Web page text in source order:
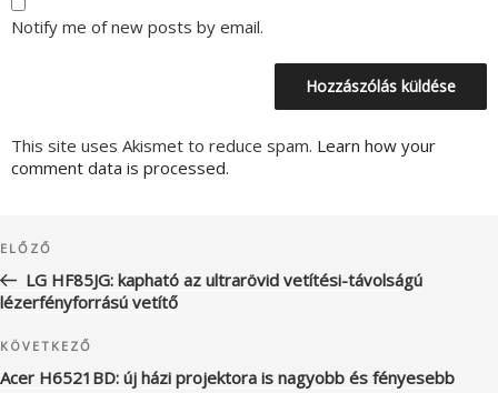
Notify me of new posts by email.
This site uses Akismet to reduce spam. Learn how your
comment data is processed.
navigáció
Korábbi
bejegyzés
ELŐZŐ
LG HF85JG: kapható az ultrarövid vetítési-távolságú
lézerfényforrású vetítő
Következő
bejegyzés
KÖVETKEZŐ
Acer H6521BD: új házi projektora is nagyobb és fényesebb